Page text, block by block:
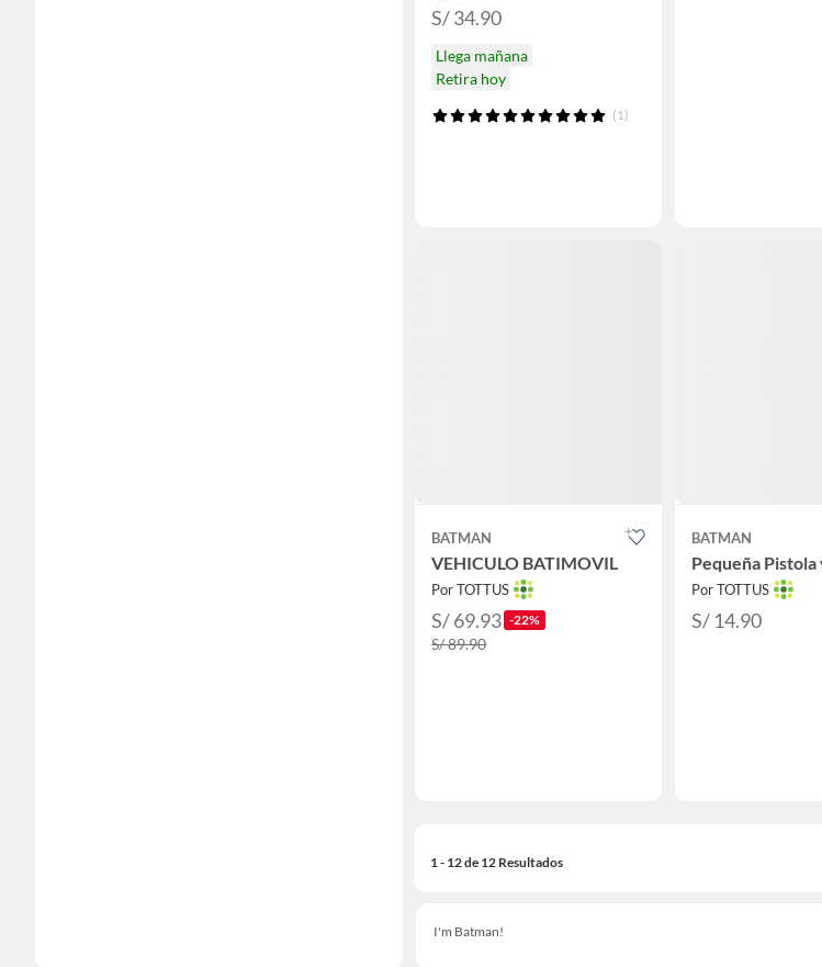
S/ 34.90
Llega mañana
Retira hoy
(1)
BATMAN
VEHICULO BATIMOVIL
Por TOTTUS
S/ 69.93 -22%
S/ 89.90
BATMAN
Pequeña Pistola
Por TOTTUS
S/ 14.90
1 - 12 de 12 Resultados
I'm Batman!